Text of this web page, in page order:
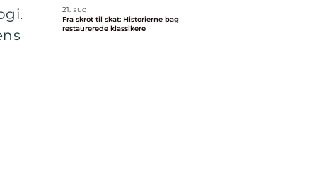
21. aug
Fra skrot til skat: Historierne bag
restaurerede klassikere